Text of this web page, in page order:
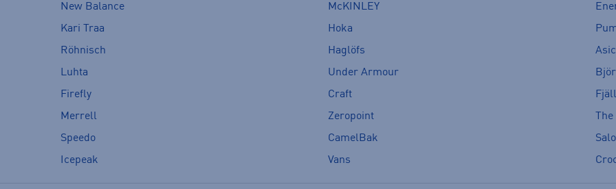
New Balance
McKINLEY
Kari Traa
Hoka
Röhnisch
Haglöfs
Luhta
Under Armour
Firefly
Craft
Merrell
Zeropoint
Speedo
CamelBak
Icepeak
Vans